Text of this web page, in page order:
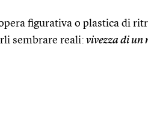
figurativa o plastica di
sembrare reali: vivezza di